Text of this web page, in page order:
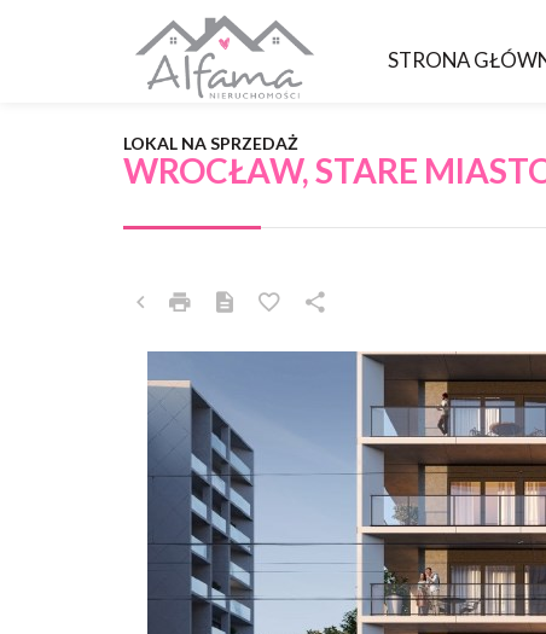
STRONA
WROCŁAW, STARE
LOKAL NA SPRZEDAŻ